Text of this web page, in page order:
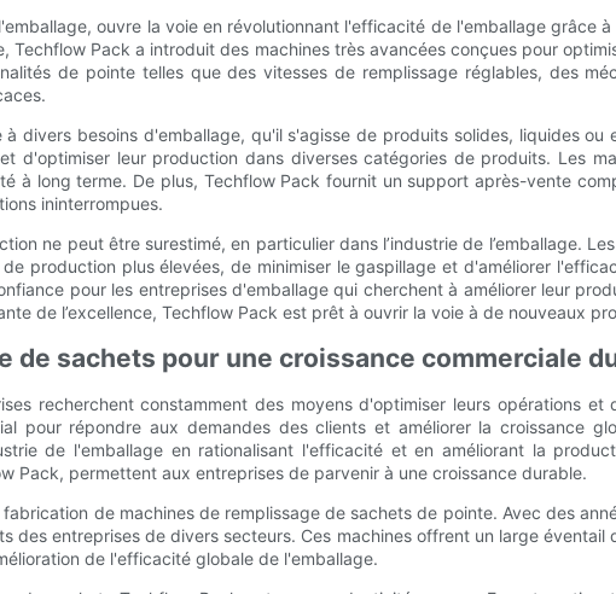
ouvre la voie en révolutionnant l'efficacité de l'emballage grâce
Pack a introduit des machines très avancées conçues pour
de pointe telles que des vitesses de remplissage réglables, des
divers besoins d'emballage, qu'il s'agisse de produits solides, liquides
d'optimiser leur production dans diverses catégories de produits. Les
à long terme. De plus, Techflow Pack fournit un support après-vente
ininterrompues.
ne peut être surestimé, en particulier dans l’industrie de l’emballage.
production plus élevées, de minimiser le gaspillage et d'améliorer
pour les entreprises d'emballage qui cherchent à améliorer leur
de l’excellence, Techflow Pack est prêt à ouvrir la voie à de nouveaux
de sachets pour une croissance commerciale
recherchent constamment des moyens d'optimiser leurs opérations
pour répondre aux demandes des clients et améliorer la croissance
de l'emballage en rationalisant l'efficacité et en améliorant la
Pack, permettent aux entreprises de parvenir à une croissance durable.
de machines de remplissage de sachets de pointe. Avec des
des entreprises de divers secteurs. Ces machines offrent un large
de l'efficacité globale de l'emballage.